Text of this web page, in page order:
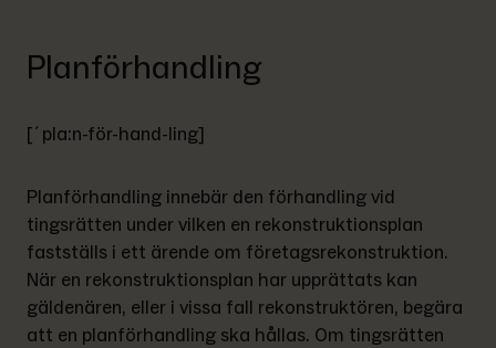
Planförhandling
[´pla:n-för-hand-ling]
Planförhandling innebär den förhandling vid
tingsrätten under vilken en rekonstruktionsplan
fastställs i ett ärende om företagsrekonstruktion.
När en rekonstruktionsplan har upprättats kan
gäldenären, eller i vissa fall rekonstruktören, begära
att en planförhandling ska hållas. Om tingsrätten